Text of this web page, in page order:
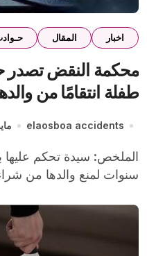
اخبار المقال
محكمة النقض تصدر
طفلة انتقامًا من
elaosboa accidents مايو 15,
الملخص: سيدة تحكم عليها بالإعدام لقتلها طفلة عمرها 7
سنوات لمنع والدها من